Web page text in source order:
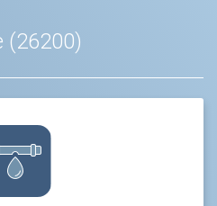
(26200)